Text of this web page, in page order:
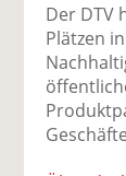
Der DTV
Plätzen